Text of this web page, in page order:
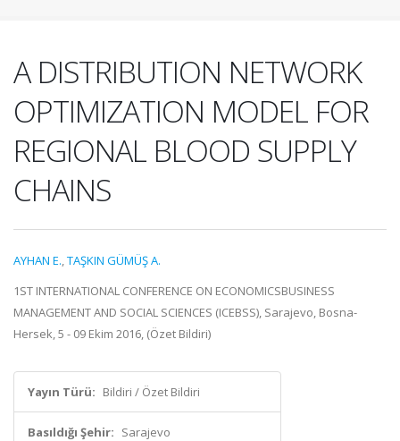
A DISTRIBUTION NETWORK
OPTIMIZATION MODEL FOR
REGIONAL BLOOD SUPPLY
CHAINS
AYHAN E.,TAŞKIN GÜMÜŞ A.
1ST INTERNATIONAL CONFERENCE ON ECONOMICSBUSINESS
MANAGEMENT AND SOCIAL SCIENCES (ICEBSS), Sarajevo, Bosna-
Hersek, 5 - 09 Ekim 2016, (Özet Bildiri)
Yayın Türü: Bildiri / Özet Bildiri
Basıldığı Şehir: Sarajevo